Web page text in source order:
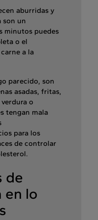
aburridas y
son un
minutos puedes
o el
a la
parecido, son
asadas, fritas,
o
tengan mala
para los
de controlar
de
en lo